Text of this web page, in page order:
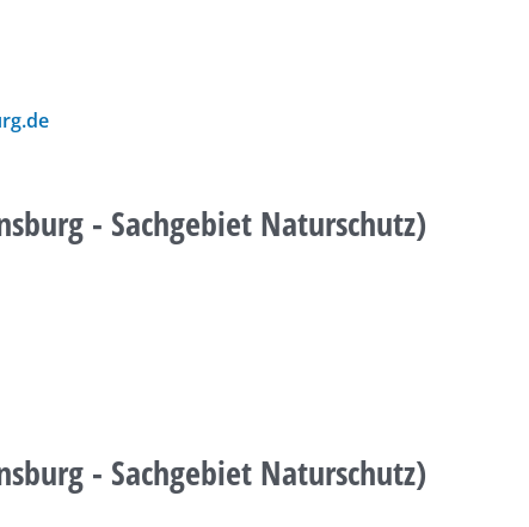
- Sachgebiet Naturschutz)
- Sachgebiet Naturschutz)